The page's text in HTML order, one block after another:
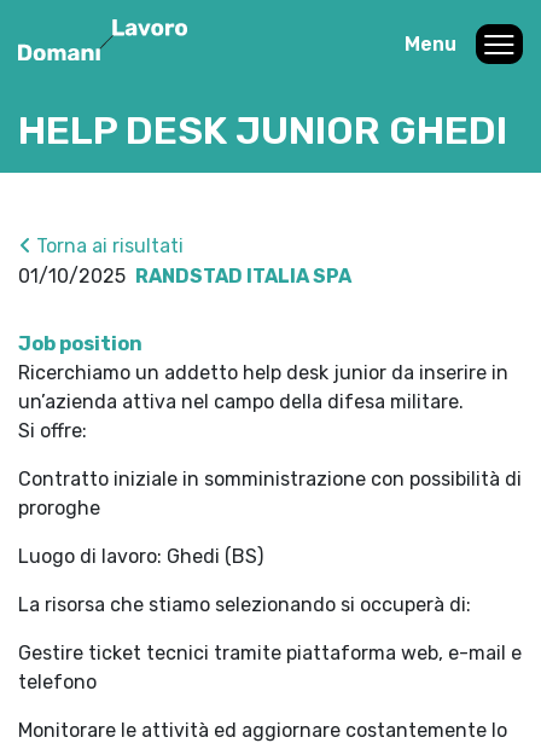
Menu
HELP DESK JUNIOR GHEDI
Torna ai risultati
01/10/2025 RANDSTAD ITALIA SPA
Job position
Ricerchiamo un addetto help desk junior da inserire in
un’azienda attiva nel campo della difesa militare.
Si offre:
Contratto iniziale in somministrazione con possibilità di
proroghe
Luogo di lavoro: Ghedi (BS)
La risorsa che stiamo selezionando si occuperà di:
Gestire ticket tecnici tramite piattaforma web, e-mail e
telefono
Monitorare le attività ed aggiornare costantemente lo